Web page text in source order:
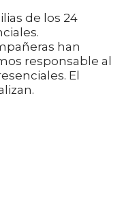
de los 24
han
responsable al
El